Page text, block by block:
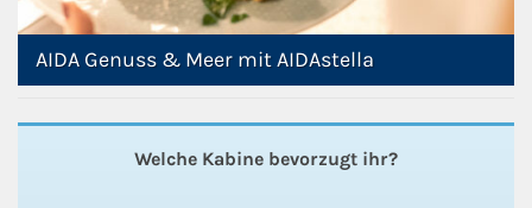
AIDA Genuss & Meer mit AIDAstella
Welche Kabine bevorzugt ihr?